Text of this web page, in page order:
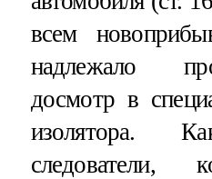
всем
надлежало
досмотр в
изолятора.
следователи,